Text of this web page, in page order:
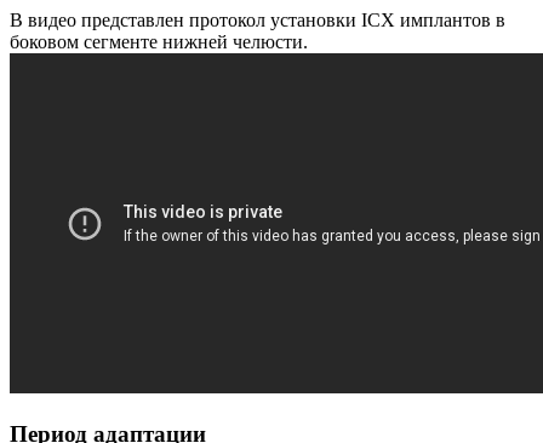
В видео представлен протокол установки ICX имплантов в
боковом сегменте нижней челюсти.
Период адаптации